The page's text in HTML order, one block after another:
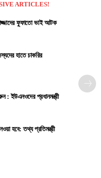
ARTICLES!
ফুফাতো ভাই আটক
হাতে চাকরির
: ইউএনওদের প্রধানমন্ত্রী
হবে: তথ্য প্রতিমন্ত্রী